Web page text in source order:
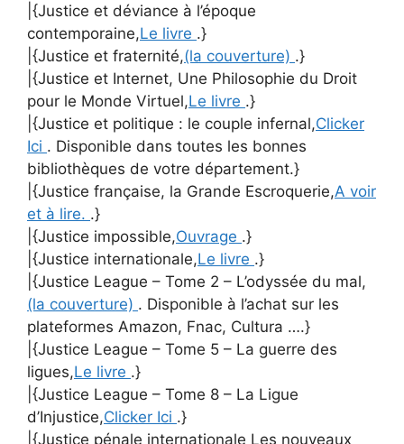
|{Justice et déviance à l’époque
contemporaine,Le livre .}
|{Justice et fraternité,(la couverture) .}
|{Justice et Internet, Une Philosophie du Droit
pour le Monde Virtuel,Le livre .}
|{Justice et politique : le couple infernal,Clicker
Ici . Disponible dans toutes les bonnes
bibliothèques de votre département.}
|{Justice française, la Grande Escroquerie,A voir
et à lire. .}
|{Justice impossible,Ouvrage .}
|{Justice internationale,Le livre .}
|{Justice League – Tome 2 – L’odyssée du mal,
(la couverture) . Disponible à l’achat sur les
plateformes Amazon, Fnac, Cultura ….}
|{Justice League – Tome 5 – La guerre des
ligues,Le livre .}
|{Justice League – Tome 8 – La Ligue
d’Injustice,Clicker Ici .}
|{Justice pénale internationale Les nouveaux